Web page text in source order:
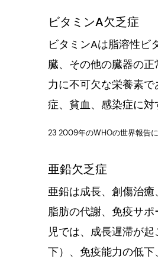
ビタミンA欠乏症
ビタミンAは脂溶性ビ
臓、その他の臓器の正
力に不可欠な栄養素で
症、貧血、感染症に対
23 2009年のWHOの世界報告
亜鉛欠乏症
亜鉛は成長、創傷治
脂肪の代謝、免疫サポ
児では、成長遅滞が起
下）、免疫能力の低下